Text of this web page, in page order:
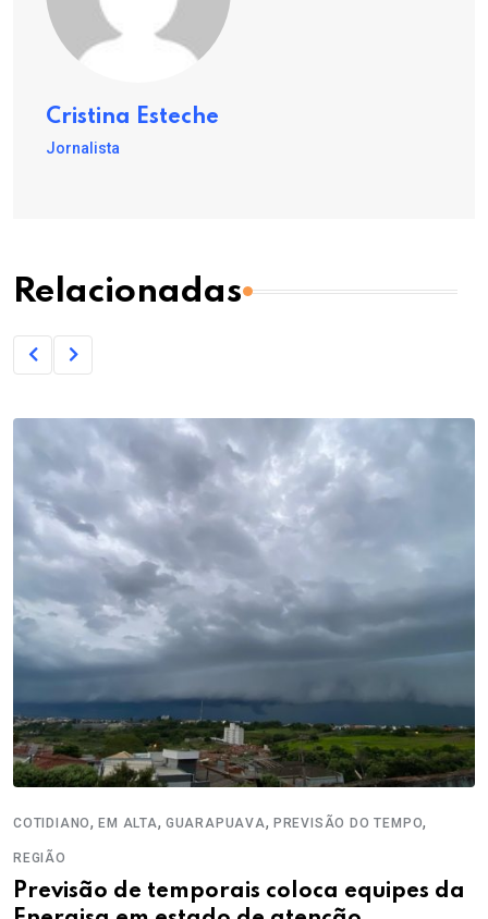
Cristina Esteche
Jornalista
Relacionadas
COTIDIANO,EM ALTA, GUARAPUAVA, PREVISÃO DO TEMPO,
REGIÃO
Previsão de temporais coloca equipes da